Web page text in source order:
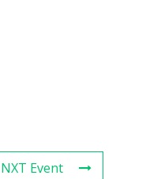
NXT Event